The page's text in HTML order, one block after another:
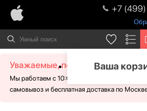
+7
Ваша
Уважаемые, посетители!
Мы работаем с 10:00 - 21:00 без выходных.
самовывоз и бесплатная доставка по